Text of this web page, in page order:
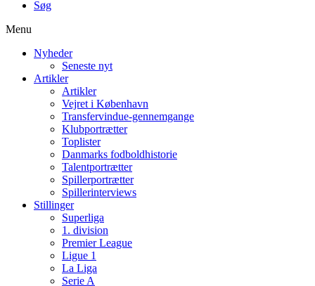
Søg
Menu
Nyheder
Seneste nyt
Artikler
Artikler
Vejret i København
Transfervindue-gennemgange
Klubportrætter
Toplister
Danmarks fodboldhistorie
Talentportrætter
Spillerportrætter
Spillerinterviews
Stillinger
Superliga
1. division
Premier League
Ligue 1
La Liga
Serie A